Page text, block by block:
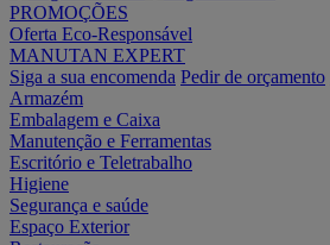
PROMOÇÕES
Oferta Eco-Responsável
MANUTAN EXPERT
Siga a sua encomenda Pedir de orçamento
Armazém
Embalagem e Caixa
Manutenção e Ferramentas
Escritório e Teletrabalho
Higiene
Segurança e saúde
Espaço Exterior